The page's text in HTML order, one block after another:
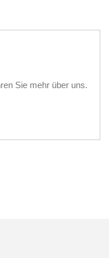
Sie mehr über uns.